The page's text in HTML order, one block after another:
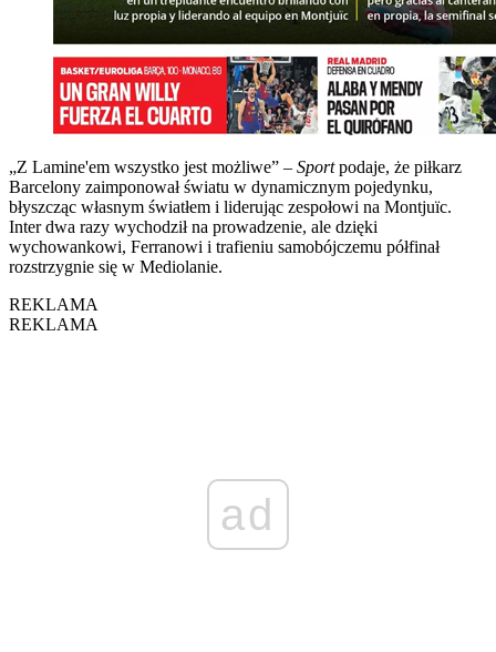
„Z Lamine'em wszystko jest możliwe” – Sportpodaje, że piłkarz
Barcelony zaimponował światu w dynamicznym pojedynku,
błyszcząc własnym światłem i liderując zespołowi na Montjuïc.
Inter dwa razy wychodził na prowadzenie, ale dzięki
wychowankowi, Ferranowi i trafieniu samobójczemu półfinał
rozstrzygnie się w Mediolanie.
REKLAMA
REKLAMA
ad